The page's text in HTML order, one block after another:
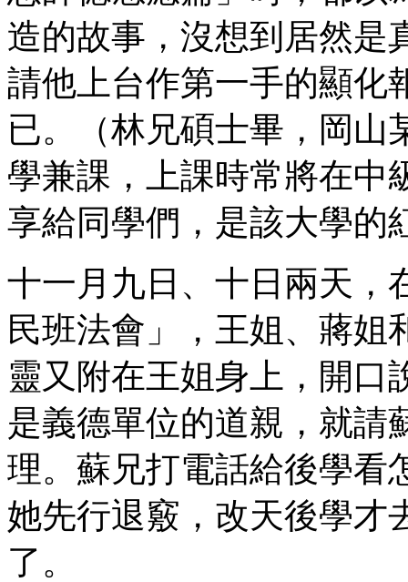
造的故事，沒想到居然是
請他上台作第一手的顯化
已。（林兄碩士畢，岡山
學兼課，上課時常將在中
享給同學們，是該大學的
十一月九日、十日兩天，
民班法會」，王姐、蔣姐
靈又附在王姐身上，開口
是義德單位的道親，就請
理。蘇兄打電話給後學看
她先行退竅，改天後學才
了。